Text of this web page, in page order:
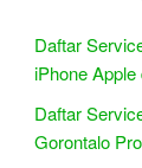
Daftar
iPhone
Daftar
Gorontalo